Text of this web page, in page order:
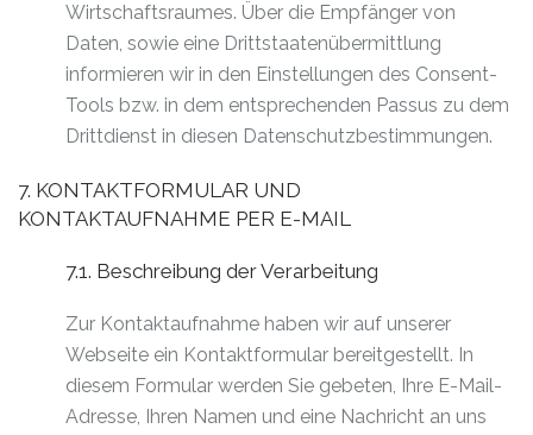
Wirtschaftsraumes. Über die Empfänger von
Daten, sowie eine Drittstaatenübermittlung
informieren wir in den Einstellungen des Consent-
Tools bzw. in dem entsprechenden Passus zu dem
Drittdienst in diesen Datenschutzbestimmungen.
7. KONTAKTFORMULAR UND
KONTAKTAUFNAHME PER E-MAIL
7.1. Beschreibung der Verarbeitung
Zur Kontaktaufnahme haben wir auf unserer
Webseite ein Kontaktformular bereitgestellt. In
diesem Formular werden Sie gebeten, Ihre E-Mail-
Adresse, Ihren Namen und eine Nachricht an uns